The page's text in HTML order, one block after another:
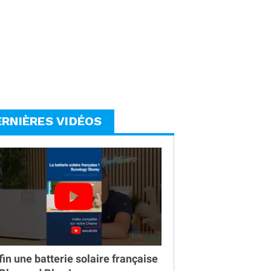
VIDÉOS
une batterie solaire française